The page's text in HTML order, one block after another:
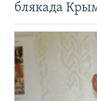
блякада